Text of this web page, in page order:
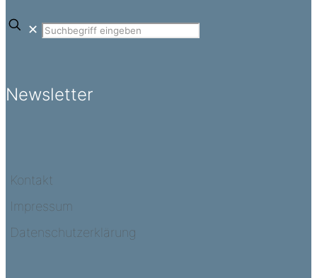
✕
Newsletter
Kontakt
Impressum
Datenschutzerklärung